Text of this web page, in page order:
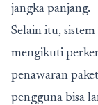
jangka panjang.
Selain itu,
mengikuti
penawaran
pengguna bisa